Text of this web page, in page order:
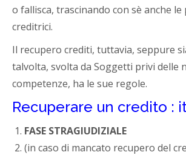
o fallisca, trascinando con sè anche
creditrici.
Il recupero crediti, tuttavia, seppure
talvolta, svolta da Soggetti privi delle
competenze, ha le sue regole.
Recuperare un credito :
FASE STRAGIUDIZIALE
(in caso di mancato recupero del